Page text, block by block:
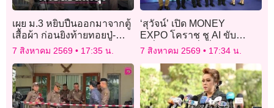
เผย ม.3 หยิบปืนออกมาจากตู้
เสื้อผ้า ก่อนยิงท้ายทอยปู่-
สังหารย่าตอนหลับ
7 สิงหาคม 2569 17:35 น.
‘สุวัจน์’ เปิด MONEY
EXPO โคราช ชู AI ขับ
เคลื่อนความมั่งคั่ง
7 สิงหาคม 2569 17:34 น.